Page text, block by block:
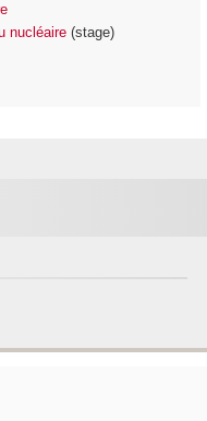
nucléaire (stage)